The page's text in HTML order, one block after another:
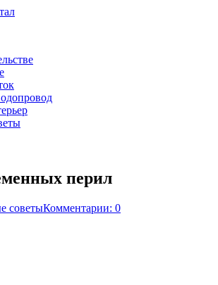
перил
советыКомментарии: 0